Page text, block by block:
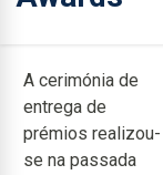
A cerimónia de
entrega de
prémios realizou-
se na passada